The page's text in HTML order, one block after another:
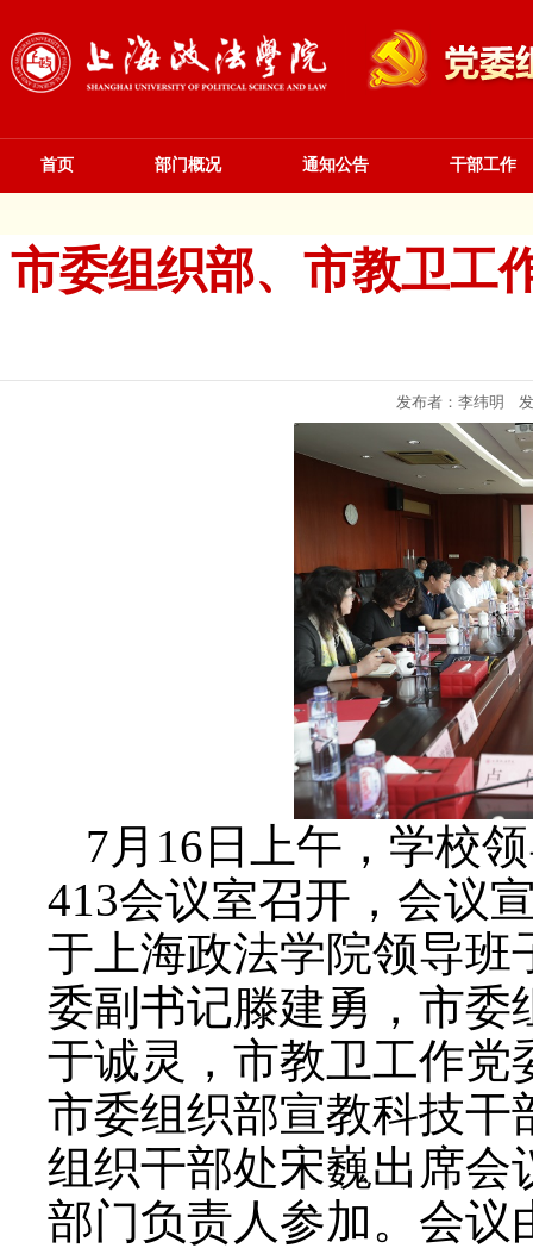
首页 部门概况 通知公告 干部工作
市委组织部、市教卫工
发布者：李纬明
7月16日上午，学校
413会议室召开，会议
于上海政法学院领导班
委副书记滕建勇，市委
于诚灵，市教卫工作党
市委组织部宣教科技干
组织干部处宋巍出席会
部门负责人参加。会议